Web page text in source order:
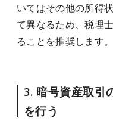
いてはその他の所得
て異なるため、税理
ることを推奨します。
3. 暗号資産取引
を行う